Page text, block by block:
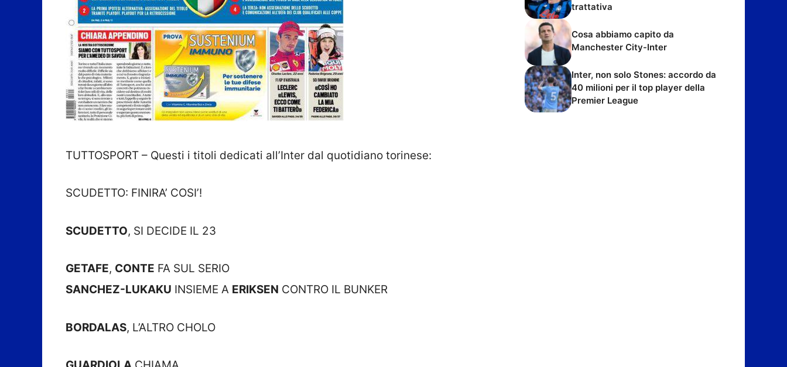
TUTTOSPORT – Questi i titoli dedicati all’Inter dal quotidiano torinese:
SCUDETTO: FINIRA’ COSI’!
SCUDETTO, SI DECIDE IL 23
GETAFE, CONTE FA SUL SERIO
SANCHEZ-LUKAKU INSIEME A ERIKSEN CONTRO IL BUNKER
BORDALAS, L’ALTRO CHOLO
trattativa
Cosa abbiamo capito da
Manchester City-Inter
Inter, non solo Stones: accordo da
40 milioni per il top player della
Premier League